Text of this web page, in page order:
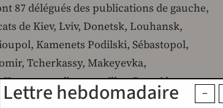
87 délégués des publications de gauche,
de Kiev, Lviv, Donetsk, Louhansk,
Kamenets Podilski, Sébastopol,
Tcherkassy, Makeyevka,
et d’autres villes. Parmi les
militants de la gauche radicale de −
Lettre hebdomadaire